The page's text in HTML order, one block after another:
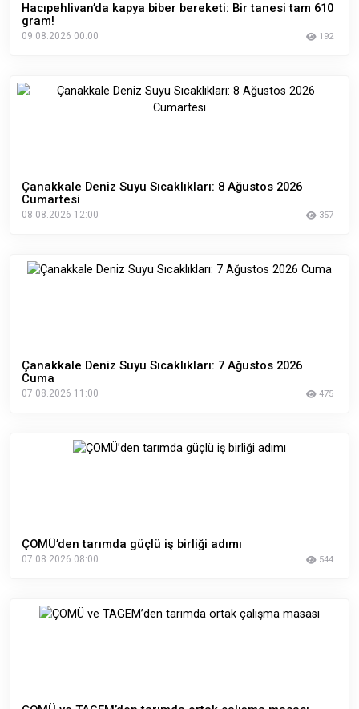
Hacıpehlivan’da kapya biber bereketi: Bir tanesi tam 610
gram!
09.08.2026 00:00 192
Çanakkale Deniz Suyu Sıcaklıkları: 8 Ağustos 2026
Cumartesi
08.08.2026 12:00 357
Çanakkale Deniz Suyu Sıcaklıkları: 7 Ağustos 2026
Cuma
07.08.2026 11:00 475
ÇOMÜ’den tarımda güçlü iş birliği adımı
07.08.2026 08:00 544